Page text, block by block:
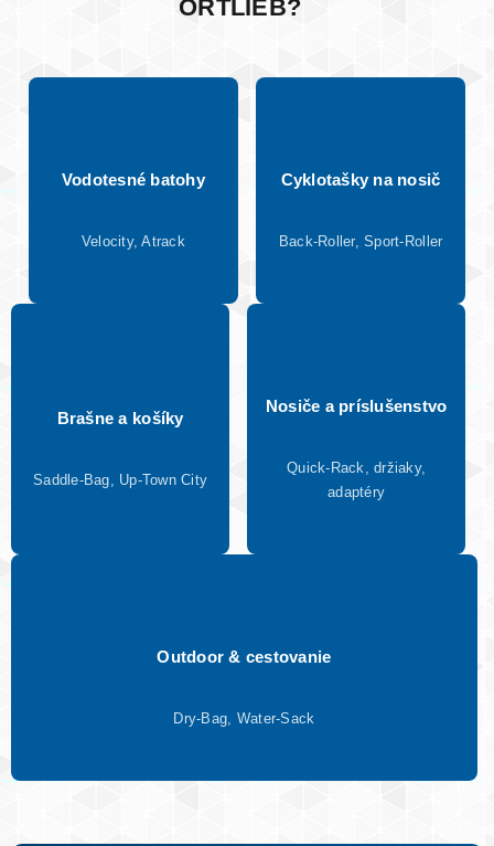
ORTLIEB?
Vodotesné batohy
Velocity, Atrack
Cyklotašky na nosič
Back-Roller, Sport-Roller
Brašne a košíky
Saddle-Bag, Up-Town City
Nosiče a príslušenstvo
Quick-Rack, držiaky,
adaptéry
Outdoor & cestovanie
Dry-Bag, Water-Sack